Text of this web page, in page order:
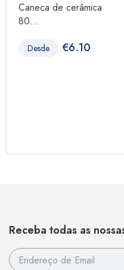
Caneca de cerâmica
80...
Desde €6.10
Receba todas as